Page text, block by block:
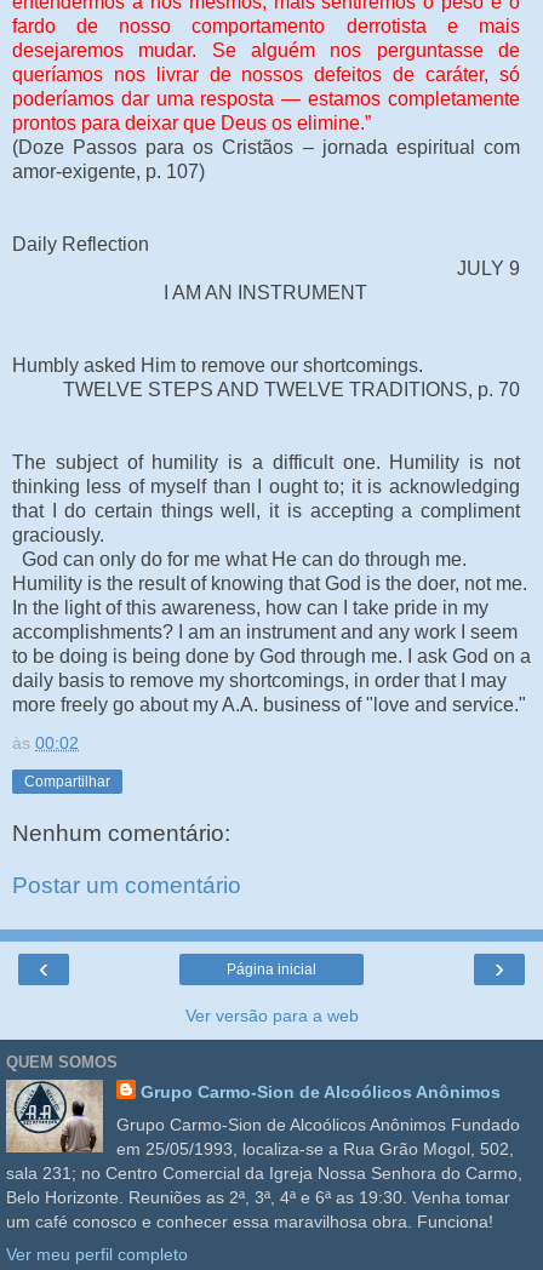
fardo de nosso comportamento derrotista e mais
desejaremos mudar. Se alguém nos perguntasse de
queríamos nos livrar de nossos defeitos de caráter, só
poderíamos dar uma resposta — estamos completamente
prontos para deixar que Deus os elimine.”
(Doze Passos para os Cristãos – jornada espiritual com
amor-exigente, p. 107)
Daily Reflection
JULY 9
I AM AN INSTRUMENT
Humbly asked Him to remove our shortcomings.
TWELVE STEPS AND TWELVE TRADITIONS, p. 70
The subject of humility is a difficult one. Humility is not
thinking less of myself than I ought to; it is acknowledging
that I do certain things well, it is accepting a compliment
graciously.
God can only do for me what He can do through me.
Humility is the result of knowing that God is the doer, not me.
In the light of this awareness, how can I take pride in my
accomplishments? I am an instrument and any work I seem
to be doing is being done by God through me. I ask God on a
daily basis to remove my shortcomings, in order that I may
more freely go about my A.A. business of "love and service."
às 00:02
Compartilhar
Nenhum comentário:
Postar um comentário
‹ ›
Página inicial
Ver versão para a web
QUEM SOMOS
Grupo Carmo-Sion de Alcoólicos Anônimos
Grupo Carmo-Sion de Alcoólicos Anônimos Fundado
em 25/05/1993, localiza-se a Rua Grão Mogol, 502,
sala 231; no Centro Comercial da Igreja Nossa Senhora do Carmo,
Belo Horizonte. Reuniões as 2ª, 3ª, 4ª e 6ª as 19:30. Venha tomar
um café conosco e conhecer essa maravilhosa obra. Funciona!
Ver meu perfil completo